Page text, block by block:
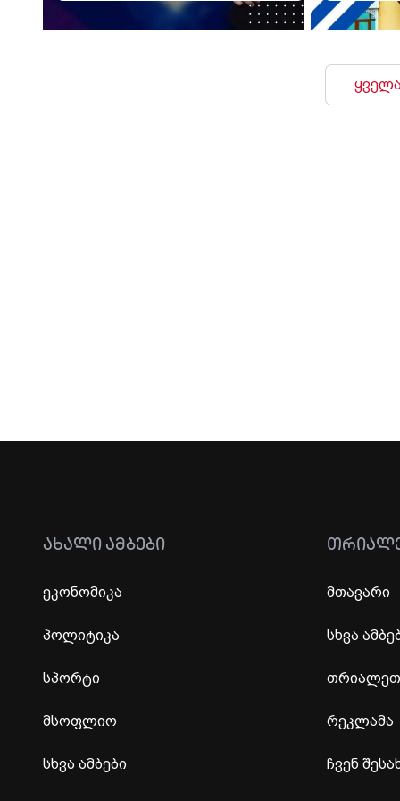
ᲐᲮᲐᲚᲘ ᲐᲛᲑᲔᲑᲘ
ეკონომიკა
პოლიტიკა
სპორტი
მსოფლიო
სხვა ამბები
მთავარი
სხვა
რეკლამა
ჩვენ